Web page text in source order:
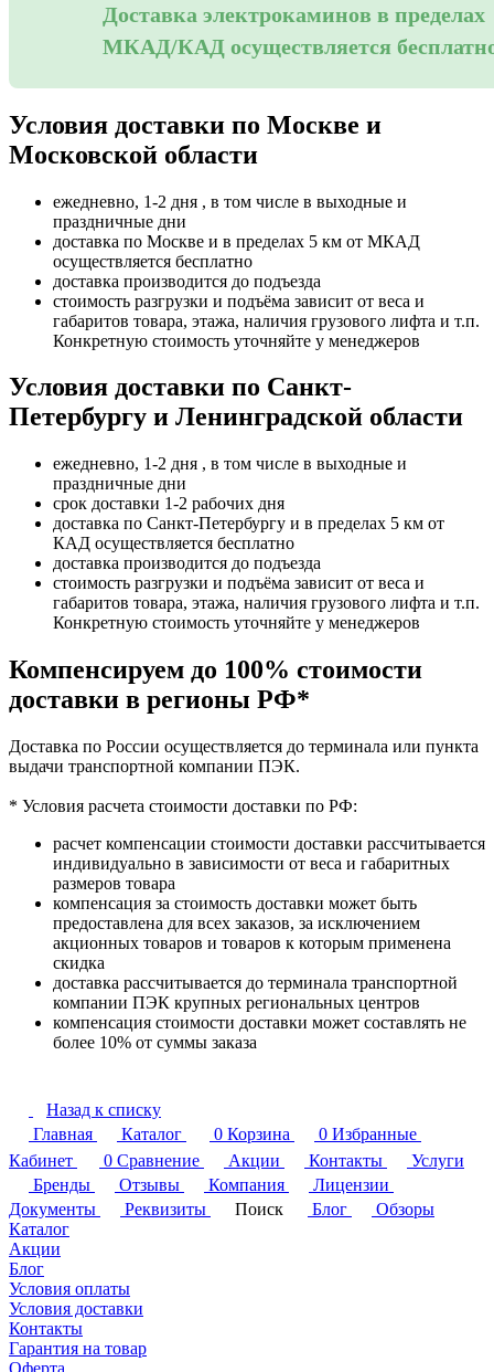
Доставка электрокаминов в пределах
МКАД/КАД осуществляется
Условия доставки по Москве и
Московской области
ежедневно, 1-2 дня , в том числе в выходные и
праздничные дни
доставка по Москве и в пределах 5 км от МКАД
осуществляется бесплатно
доставка производится до подъезда
стоимость разгрузки и подъёма зависит от веса и
габаритов товара, этажа, наличия грузового лифта и т.п.
Конкретную стоимость уточняйте у менеджеров
Условия доставки по Санкт-
Петербургу и Ленинградской области
ежедневно, 1-2 дня , в том числе в выходные и
праздничные дни
срок доставки 1-2 рабочих дня
доставка по Санкт-Петербургу и в пределах 5 км от
КАД осуществляется бесплатно
доставка производится до подъезда
стоимость разгрузки и подъёма зависит от веса и
габаритов товара, этажа, наличия грузового лифта и т.п.
Конкретную стоимость уточняйте у менеджеров
Компенсируем до 100% стоимости
доставки в регионы РФ*
Доставка по России осуществляется до терминала или пункта
выдачи транспортной компании ПЭК.
* Условия расчета стоимости доставки по РФ:
расчет компенсации стоимости доставки рассчитывается
индивидуально в зависимости от веса и габаритных
размеров товара
компенсация за стоимость доставки может быть
предоставлена для всех заказов, за исключением
акционных товаров и товаров к которым применена
скидка
доставка рассчитывается до терминала транспортной
компании ПЭК крупных региональных центров
компенсация стоимости доставки может составлять не
более 10% от суммы заказа
Назад к списку
Главная
Каталог 0 Корзина 0 Избранные
Кабинет
0 Сравнение Акции Контакты
Услуги
Бренды
Отзывы Компания
Лицензии
Документы
Реквизиты Поиск Блог
Обзоры
Каталог
Акции
Блог
Условия оплаты
Условия доставки
Контакты
Гарантия на товар